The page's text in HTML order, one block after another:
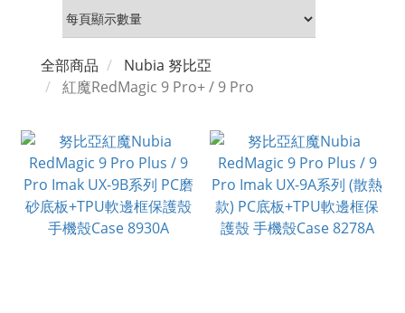
全部商品
Nubia 努比亞
紅魔RedMagic 9 Pro+ / 9 Pro